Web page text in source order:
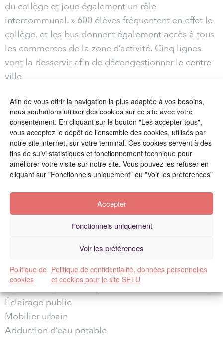
Afin de vous offrir la navigation la plus adaptée à vos besoins,
nous souhaitons utiliser des cookies sur ce site avec votre
consentement. En cliquant sur le bouton "Les accepter tous",
vous acceptez le dépôt de l’ensemble des cookies, utilisés par
notre site internet, sur votre terminal. Ces cookies servent à des
fins de suivi statistiques et fonctionnement technique pour
améliorer votre visite sur notre site. Vous pouvez les refuser en
cliquant sur "Fonctionnels uniquement" ou "Voir les préférences"
Accepter
Fonctionnels uniquement
Voir les préférences
Politique de
cookies
Politique de confidentialité, données personnelles
et cookies pour le site SETU
du collège et joue également un rôle
intercommunal. » 600 élèves fréquentent en effet le
collège, et les bus donnent également accès à tous
les commerces de la zone d’activité. Cinq lignes
vont la desservir afin de décongestionner le centre-
ville
minute ont aussi été installés.
« La mobilité est ce qui rend un territoire attractif. Il
est important de pouvoir sécuriser les transports en
commun pour les habitants. »
NATURE DES TRAVAUX
Démolition de voirie
Création de chaussée lourde
Création de stationnements
Création quais bus conformes aux exigences de IDF
Assainissement (canalisations, station de
refoulement, rétention)
Éclairage public
Mobilier urbain
Adduction d’eau potable